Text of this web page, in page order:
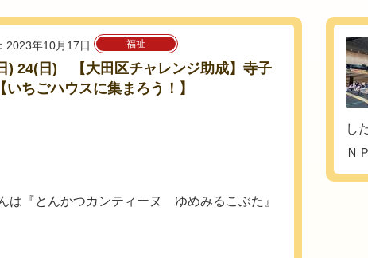
2023年10月17日 福祉
) 24(日) 【大田区チャレンジ助成】寺子
いちごハウスに集まろう！】
は『とんかつカンティーヌ ゆめみるこぶた』
し
Ｎ